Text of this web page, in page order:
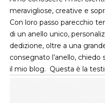
meravigliose, creative e
Con loro passo parecchio
di un anello unico,
dedizione, oltre a una
consegnato l’anello,
il mio blog. Questa è la